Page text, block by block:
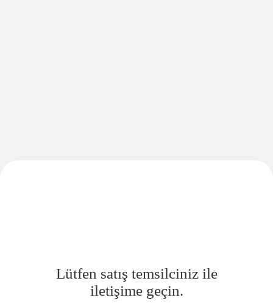
Lütfen satış temsilciniz ile
iletişime geçin.